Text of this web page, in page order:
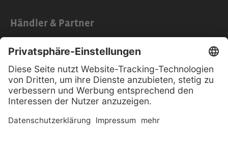
Händler & Partner
Händlerzugang
Anleitungen
Software-Updates